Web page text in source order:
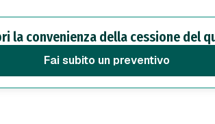
la convenienza della cessione del
Fai subito un preventivo